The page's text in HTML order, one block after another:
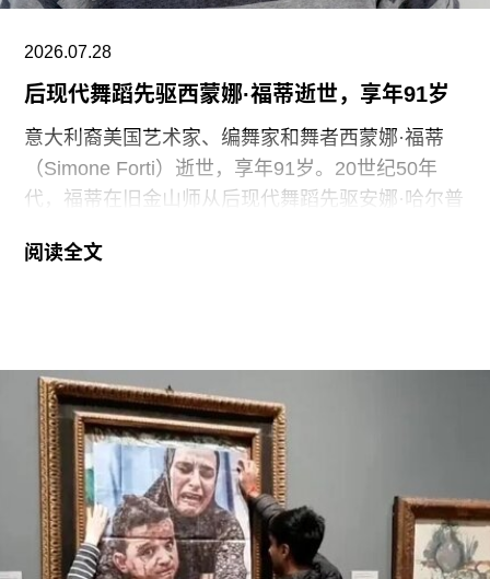
V&A东馆典藏库的员工正在争取两次各15分钟的带
薪休息时间。工会成员还要求V&A在一年内获得“伦
2026.07.28
后现代舞蹈先驱西蒙娜·福蒂逝世，享年91岁
意大利裔美国艺术家、编舞家和舞者西蒙娜·福蒂
（Simone Forti）逝世，享年91岁。20世纪50年
代，福蒂在旧金山师从后现代舞蹈先驱安娜·哈尔普
品系列“舞蹈构造”（Dance Constructions）迅速崭
顿（Steve Paxton）产生了深远影响，促使两人共
同创立了贾德森舞蹈剧院（Judson Dance
Theater），其成员在此后十年间重塑了现代舞的
发展轨迹。多年后，帕克斯顿曾写道：“福蒂这组激
进的作品，就像一颗投入平静池塘中的石子，激起
的涟漪不断向外扩散。”
阅读全文